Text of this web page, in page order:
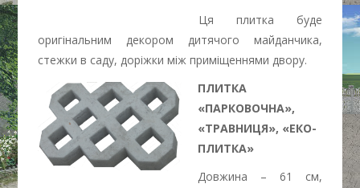
Ця плитка буде
оригінальним декором дитячого майданчика,
стежки в саду, доріжки між приміщеннями двору.
ПЛИТКА
«ПАРКОВОЧНА»,
«ТРАВНИЦЯ», «ЕКО-
ПЛИТКА»
Довжина – 61 см,